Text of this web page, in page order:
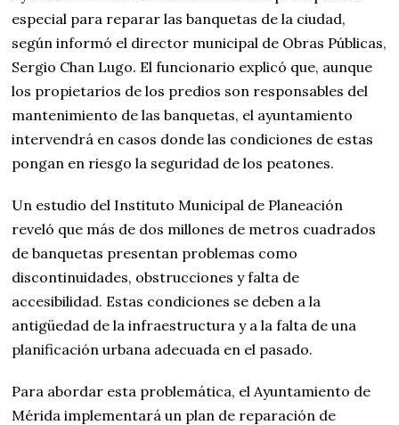
especial para reparar las banquetas de la ciudad,
según informó el director municipal de Obras Públicas,
Sergio Chan Lugo. El funcionario explicó que, aunque
los propietarios de los predios son responsables del
mantenimiento de las banquetas, el ayuntamiento
intervendrá en casos donde las condiciones de estas
pongan en riesgo la seguridad de los peatones.
Un estudio del Instituto Municipal de Planeación
reveló que más de dos millones de metros cuadrados
de banquetas presentan problemas como
discontinuidades, obstrucciones y falta de
accesibilidad. Estas condiciones se deben a la
antigüedad de la infraestructura y a la falta de una
planificación urbana adecuada en el pasado.
Para abordar esta problemática, el Ayuntamiento de
Mérida implementará un plan de reparación de